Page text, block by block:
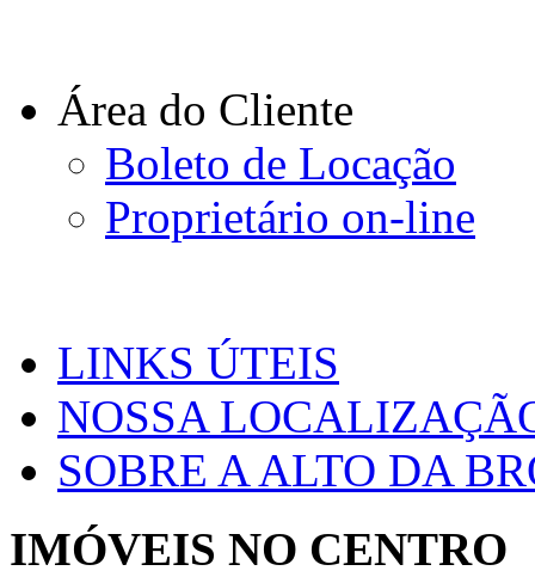
Área do Cliente
Boleto de Locação
Proprietário on-line
LINKS ÚTEIS
NOSSA
SOBRE A ALTO DA
IMÓVEIS NO CENTRO